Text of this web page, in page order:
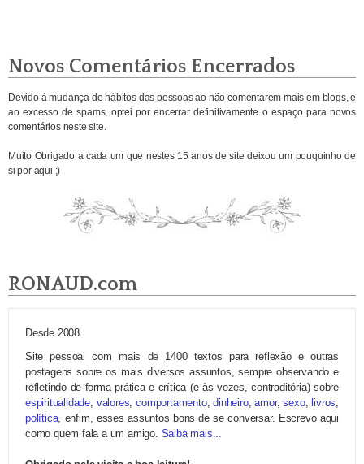
Novos Comentários Encerrados
Devido à mudança de hábitos das pessoas ao não comentarem mais em blogs, e
ao excesso de spams, optei por encerrar definitivamente o espaço para novos
comentários neste site.
Muito Obrigado a cada um que nestes 15 anos de site deixou um pouquinho de
si por aqui ;)
RONAUD.com
Desde 2008.
Site pessoal com mais de 1400 textos para reflexão e outras
postagens sobre os mais diversos assuntos, sempre observando e
refletindo de forma prática e crítica (e às vezes, contraditória) sobre
espiritualidade, valores,comportamento,dinheiro,amor,sexo, livros,
política, enfim, esses assuntos bons de se conversar. Escrevo aqui
como quem fala a um amigo. Saiba mais...